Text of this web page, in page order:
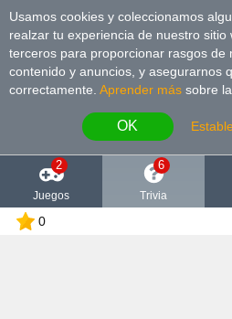
Usamos cookies y coleccionamos
realzar tu experiencia de nuestro sitio
terceros para proporcionar rasgos de
contenido y anuncios, y asegurarnos
correctamente. Aprender más sobre
OK
2
Juegos
6
Trivia
0